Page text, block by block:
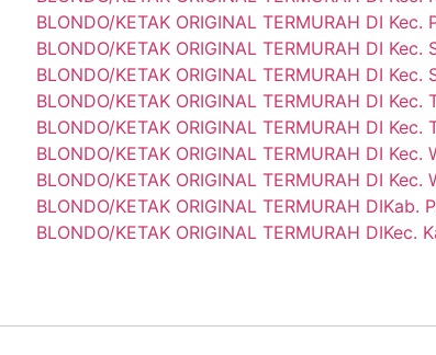
BLONDO/KETAK ORIGINAL TERMURAH DI
BLONDO/KETAK ORIGINAL TERMURAH DI Kec.
BLONDO/KETAK ORIGINAL TERMURAH DI Kec.
BLONDO/KETAK ORIGINAL TERMURAH DI Kec.
BLONDO/KETAK ORIGINAL TERMURAH DI Kec.
BLONDO/KETAK ORIGINAL TERMURAH DI Kec.
BLONDO/KETAK ORIGINAL TERMURAH DI Kec.
BLONDO/KETAK ORIGINAL TERMURAH DIKab.
BLONDO/KETAK ORIGINAL TERMURAH DIKec.